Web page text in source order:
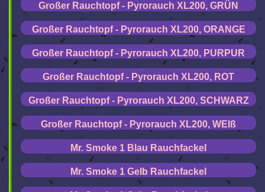
Großer Rauchtopf - Pyrorauch XL200, GRÜN
Großer Rauchtopf - Pyrorauch XL200, ORANGE
Großer Rauchtopf - Pyrorauch XL200, PURPUR
Großer Rauchtopf - Pyrorauch XL200, ROT
Großer Rauchtopf - Pyrorauch XL200, SCHWARZ
Großer Rauchtopf - Pyrorauch XL200, WEIß
Mr. Smoke 1 Blau Rauchfackel
Mr. Smoke 1 Gelb Rauchfackel